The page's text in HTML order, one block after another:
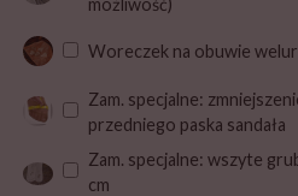
Woreczek na obuwie
Zam. specjalne:
przedniego paska sandała
Zam. specjalne: wszyte
cm